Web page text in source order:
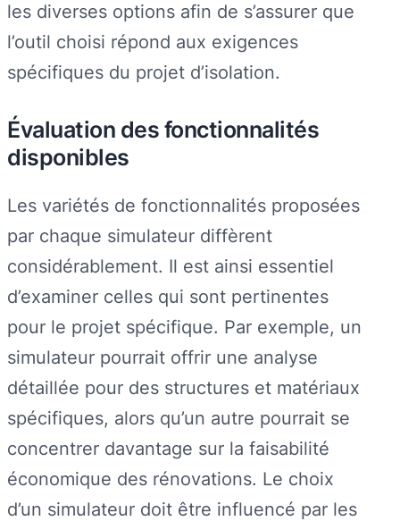
les diverses options afin de s’assurer que
l’outil choisi répond aux exigences
spécifiques du projet d’isolation.
Évaluation des fonctionnalités
disponibles
Les variétés de fonctionnalités proposées
par chaque simulateur diffèrent
considérablement. Il est ainsi essentiel
d’examiner celles qui sont pertinentes
pour le projet spécifique. Par exemple, un
simulateur pourrait offrir une analyse
détaillée pour des structures et matériaux
spécifiques, alors qu’un autre pourrait se
concentrer davantage sur la faisabilité
économique des rénovations. Le choix
d’un simulateur doit être influencé par les